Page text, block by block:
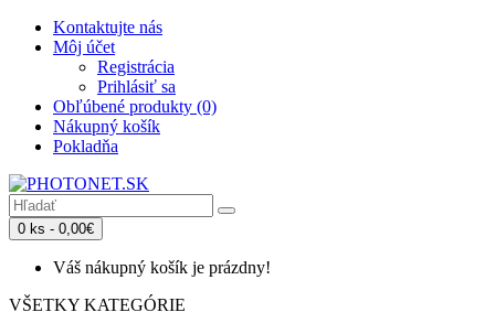
Kontaktujte nás
Môj účet
Registrácia
Prihlásiť sa
Obľúbené produkty (0)
Nákupný košík
Pokladňa
0 ks - 0,00€
Váš nákupný košík je prázdny!
VŠETKY KATEGÓRIE